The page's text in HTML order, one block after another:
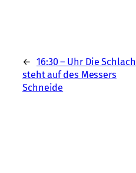
← 16:30 – Uhr Die
steht auf des Messers
Schneide